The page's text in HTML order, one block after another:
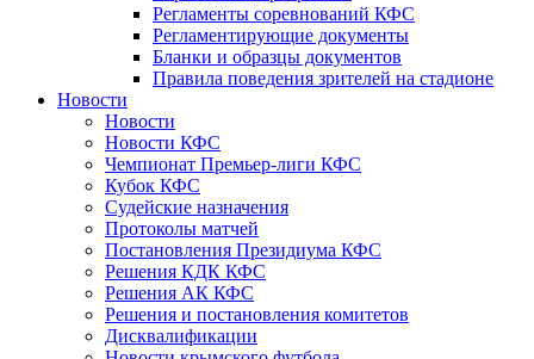
Регламенты соревнований КФС
Регламентирующие документы
Бланки и образцы документов
Правила поведения зрителей на стадионе
Новости
Новости
Новости КФС
Чемпионат Премьер-лиги КФС
Кубок КФС
Судейские назначения
Протоколы матчей
Постановления Президиума КФС
Решения КДК КФС
Решения АК КФС
Решения и постановления комитетов
Дисквалификации